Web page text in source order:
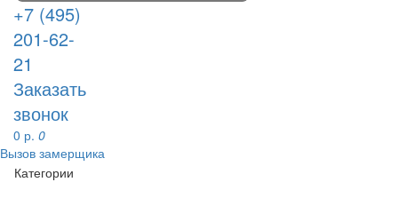
+7 (495)
201-62-
21
Заказать
звонок
0 р. 0
Вызов замерщика
Категории